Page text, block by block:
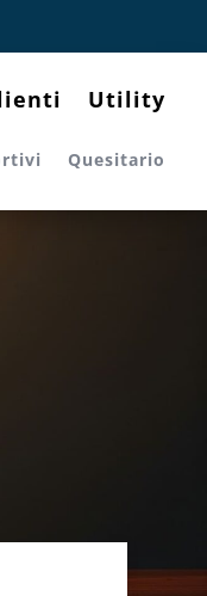
Utility
Quesitario